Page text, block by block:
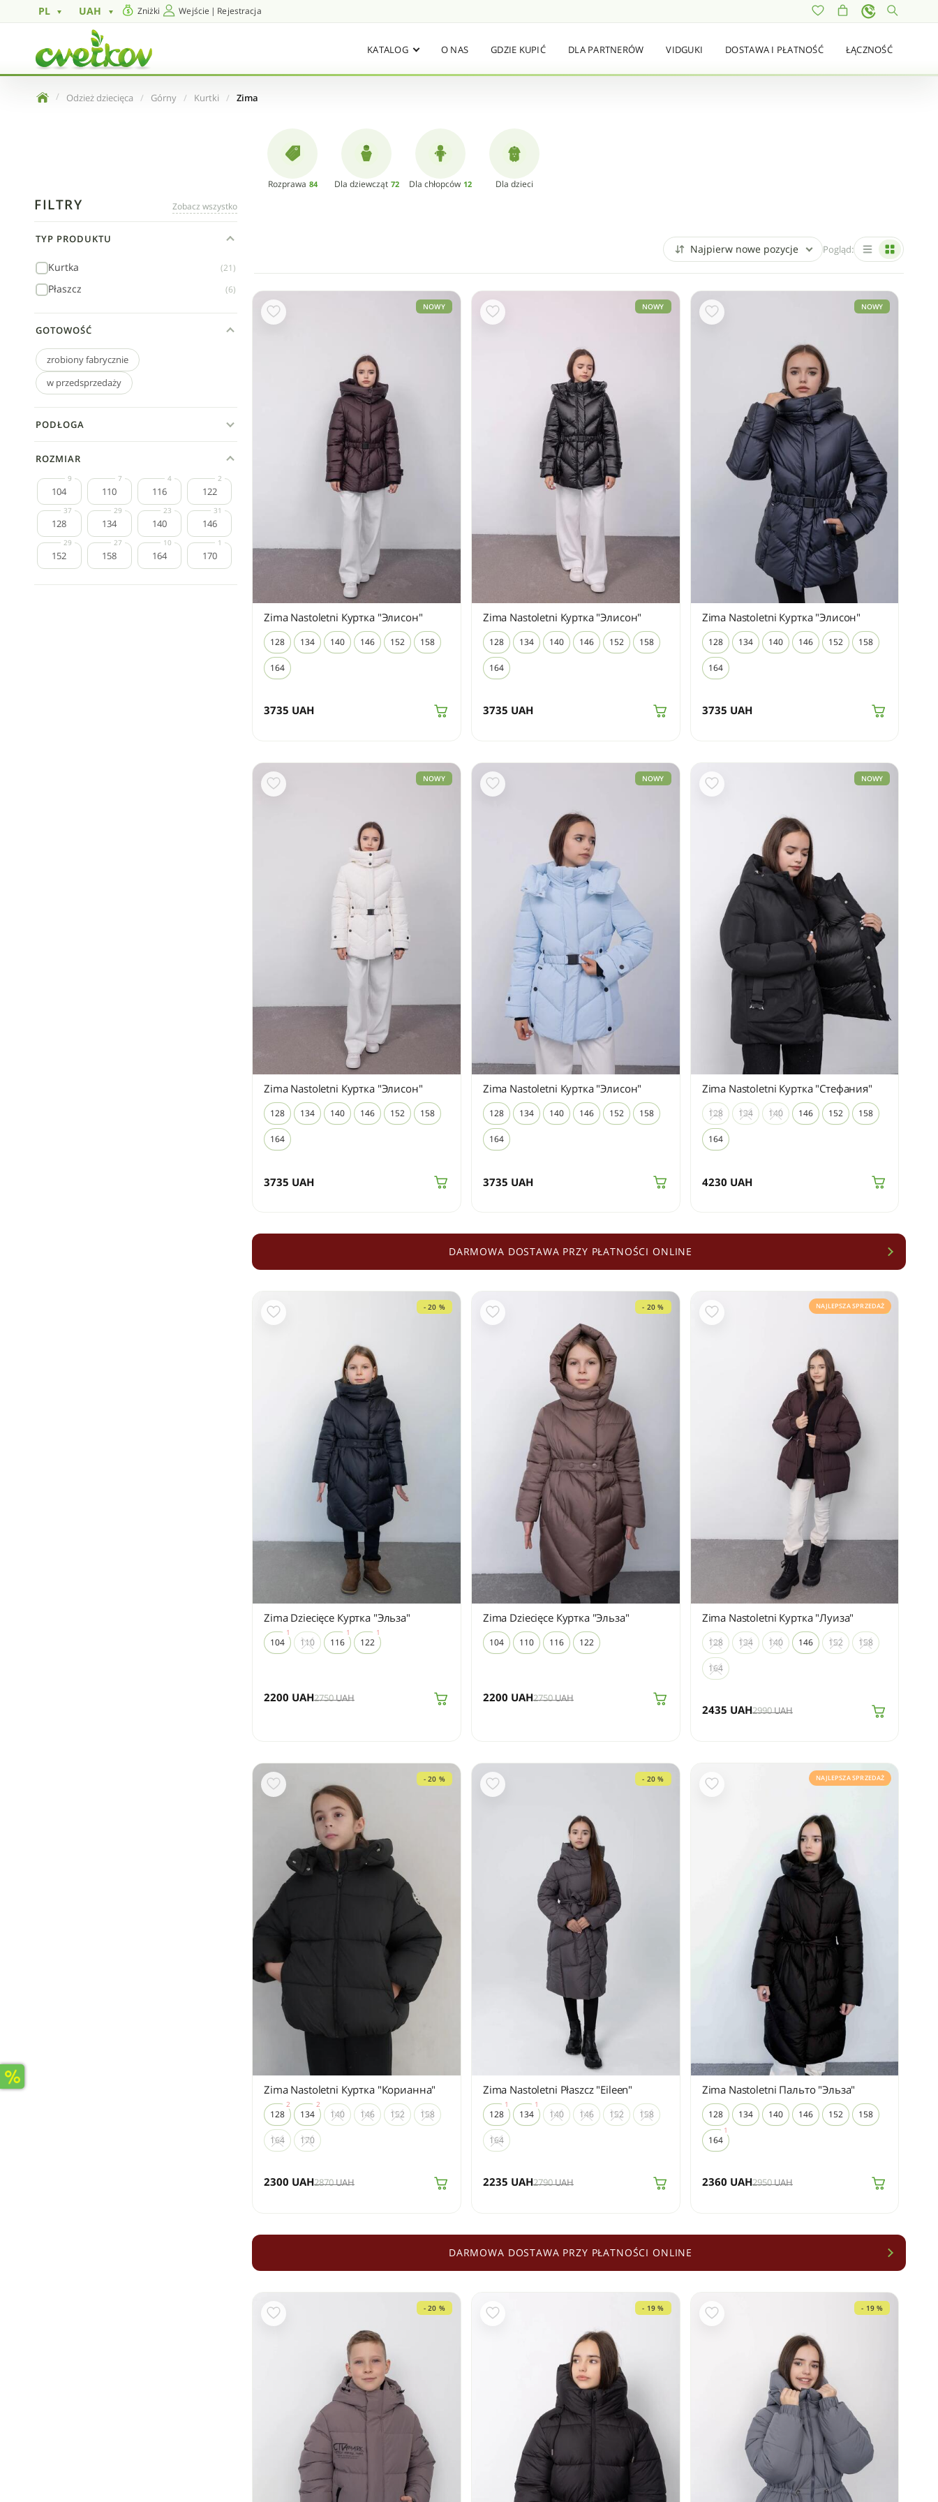
PL UAH Zniżki Wejście | Rejestracja
KATALOG O NAS GDZIE KUPIĆ DLA PARTNERÓW VIDGUKI DOSTAWA I PŁATNOŚĆ ŁĄCZNOŚĆ
Odzież dziecięca Górny Kurtki Zima
FILTRY Zobacz wszystko
TYP PRODUKTU
Kurtka (21)
Płaszcz (6)
GOTOWOŚĆ
zrobiony fabrycznie
w przedsprzedaży
PODŁOGA
ROZMIAR
104 110 116 122
128 134 140 146
152 158 164 170
Rozprawa 84 Dla dziewcząt 72 Dla chłopców 12 Dla dzieci
Najpierw nowe pozycje Pogląd:
NOWY
3735 UAH
Zima Nastoletni Куртка "Элисон"
128 134 140 146 152 158
164
NOWY
3735 UAH
Zima Nastoletni Куртка "Элисон"
128 134 140 146 152 158
164
NOWY
3735 UAH
Zima Nastoletni Куртка "Элисон"
128 134 140 146 152 158
164
NOWY
3735 UAH
Zima Nastoletni Куртка "Элисон"
128 134 140 146 152 158
164
NOWY
3735 UAH
Zima Nastoletni Куртка "Элисон"
128 134 140 146 152 158
164
NOWY
4230 UAH
Zima Nastoletni Куртка "Стефания"
128 134 140 146 152 158
164
DARMOWA DOSTAWA PRZY PŁATNOŚCI ONLINE
- 20 %
2200 UAH2750UAH
Zima Dziecięce Куртка "Эльза"
104 110 116 122
- 20 %
2200 UAH2750UAH
Zima Dziecięce Куртка "Эльза"
104 110 116 122
- 19 %
NAJLEPSZA SPRZEDAŻ
2435 UAH2990UAH
Zima Nastoletni Куртка "Луиза"
128 134 140 146 152 158
164
- 20 %
2300 UAH2870UAH
Zima Nastoletni Куртка "Корианна"
128 134 140 146 152 158
164 170
- 20 %
2235 UAH2790UAH
Zima Nastoletni Płaszcz "Eileen"
128 134 140 146 152 158
164
- 20 %
NAJLEPSZA SPRZEDAŻ
2360 UAH2950UAH
Zima Nastoletni Пальто "Эльза"
128 134 140 146 152 158
164
DARMOWA DOSTAWA PRZY PŁATNOŚCI ONLINE
- 20 % - 19 % - 19 %